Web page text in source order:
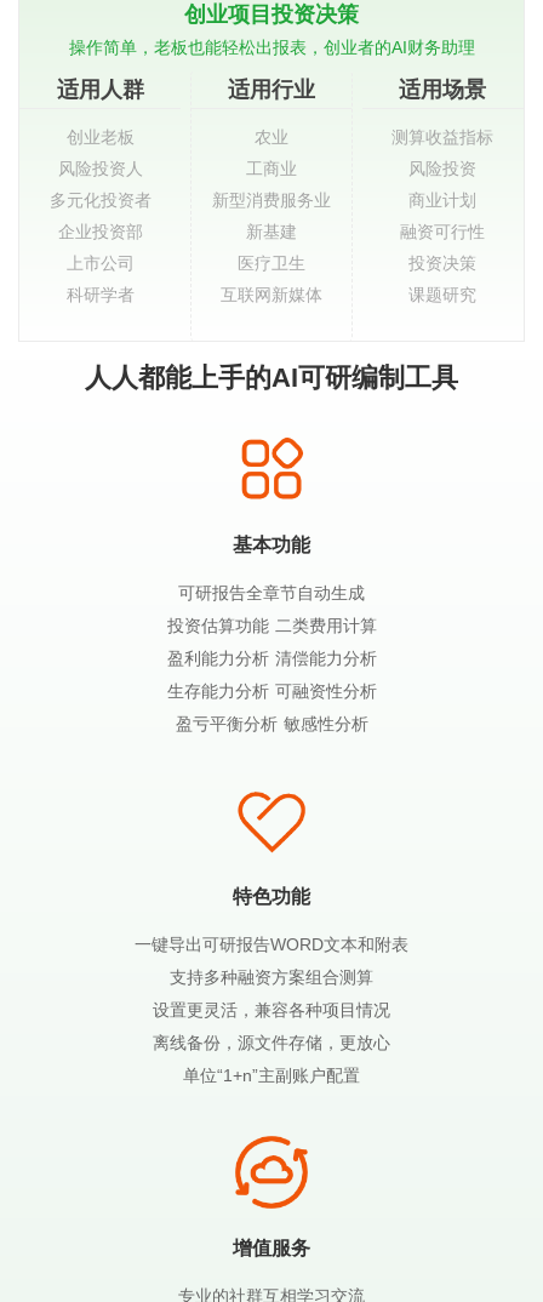
创业项目投资决策
操作简单，老板也能轻松出报表，创业者的AI财务助理
适用人群
创业老板
风险投资人
多元化投资者
企业投资部
上市公司
科研学者
适用行业
农业
工商业
新型消费服务业
新基建
医疗卫生
互联网新媒体
适用场景
测算收益指标
风险投资
商业计划
融资可行性
投资决策
课题研究
人人都能上手的AI可研编制工具
基本功能
可研报告全章节自动生成
投资估算功能 二类费用计算
盈利能力分析 清偿能力分析
生存能力分析 可融资性分析
盈亏平衡分析 敏感性分析
特色功能
一键导出可研报告WORD文本和附表
支持多种融资方案组合测算
设置更灵活，兼容各种项目情况
离线备份，源文件存储，更放心
单位“1+n”主副账户配置
增值服务
专业的社群互相学习交流